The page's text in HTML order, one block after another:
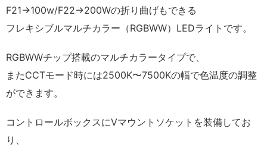
F21→100w/F22→200Wの折り曲げもできる
フレキシブルマルチカラー（RGBWW）LEDライトです。
RGBWWチップ搭載のマルチカラータイプで、
またCCTモード時には2500K〜7500Kの幅で色温度の調整
ができます。
コントロールボックスにVマウントソケットを装備してお
り、